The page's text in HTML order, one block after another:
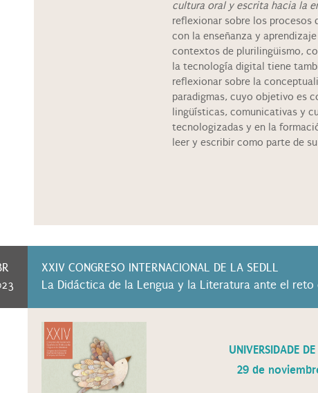
cultura oral y escrita hacia la
reflexionar sobre los procesos
con la enseñanza y
contextos de plurilingüismo,
la tecnología digital tiene
reflexionar sobre la
paradigmas, cuyo objetivo es
lingüísticas, comunicativas y
tecnologizadas y en la
leer y escribir como parte de
XXIV CONGRESO INTERNACIONAL DE LA SEDLL
La Didáctica de la Lengua y la Literatura ante el
UNIVERSIDADE
29 de